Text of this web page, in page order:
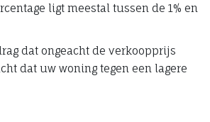
ligt meestal tussen de 1% en
dat ongeacht de verkoopprijs
dat uw woning tegen een lagere